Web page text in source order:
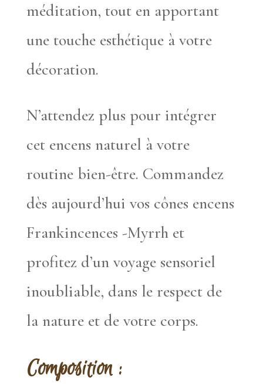
méditation, tout en apportant
une touche esthétique à votre
décoration.
N’attendez plus pour intégrer
cet encens naturel à votre
routine bien-être. Commandez
dès aujourd’hui vos cônes encens
Frankincences -Myrrh et
profitez d’un voyage sensoriel
inoubliable, dans le respect de
la nature et de votre corps.
Composition :